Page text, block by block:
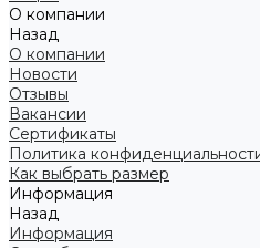
О компании
Назад
О компании
Новости
Отзывы
Вакансии
Сертификаты
Политика
Как выбрать размер
Информация
Назад
Информация